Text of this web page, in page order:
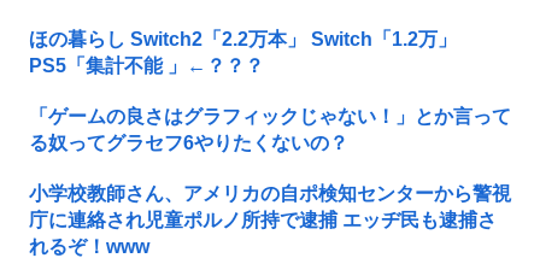
ほの暮らし Switch2「2.2万本」 Switch「1.2万」
PS5「集計不能 」←？？？
「ゲームの良さはグラフィックじゃない！」とか言って
る奴ってグラセフ6やりたくないの？
小学校教師さん、アメリカの自ポ検知センターから警視
庁に連絡され児童ポルノ所持で逮捕 エッヂ民も逮捕さ
れるぞ！www